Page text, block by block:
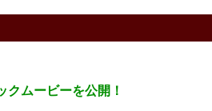
ムービーを公開！